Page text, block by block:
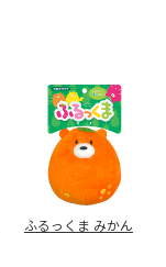
ふるっくま みかん